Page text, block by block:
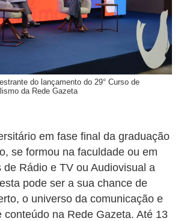
do lançamento do 29° Curso de
da Rede Gazeta
em fase final da graduação
se formou na faculdade ou em
de Rádio e TV ou Audiovisual a
pode ser a sua chance de
o universo da comunicação e
conteúdo na Rede Gazeta. Até 13